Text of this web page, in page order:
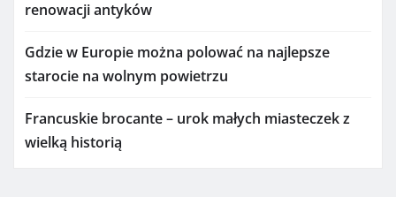
renowacji antyków
Gdzie w Europie można polować na najlepsze
starocie na wolnym powietrzu
Francuskie brocante – urok małych miasteczek z
wielką historią